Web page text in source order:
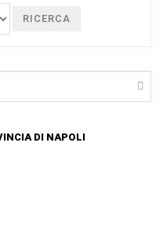
RICERCA
DI NAPOLI